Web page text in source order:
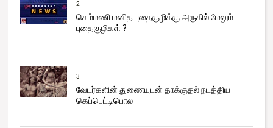
2
செம்மணி மனித புதைகுழிக்கு அருகில் மேலும்
புதைகுழிகள் ?
3
வேடர்களின் துணையுடன் தாக்குதல் நடத்திய
கெப்பெட்டிபொல